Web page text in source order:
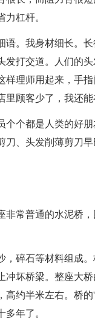
杠杆。
。我身材细长。长
发打交道。人们的
样理师用起来，手
顾客少了，我还能
个都是人类的好朋
刀、头发削薄剪刀
常普通的水泥桥，
碎石等材料组成。
冲坏桥梁。整座大
约半米左右。桥
年了。